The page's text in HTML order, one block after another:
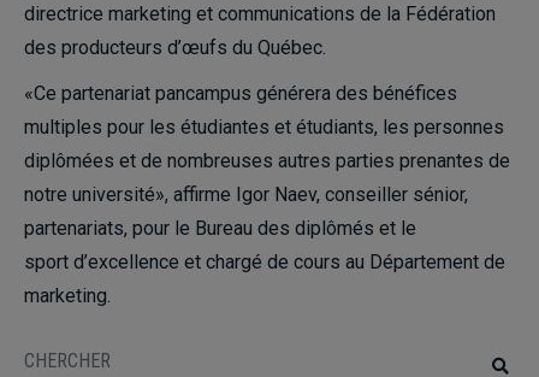
directrice marketing et communications de la Fédération
des producteurs d’œufs du Québec.
«Ce partenariat pancampus générera des bénéfices
multiples pour les étudiantes et étudiants, les personnes
diplômées et de nombreuses autres parties prenantes de
notre université», affirme Igor Naev, conseiller sénior,
partenariats, pour le Bureau des diplômés et le
sport d’excellence et chargé de cours au Département de
marketing.